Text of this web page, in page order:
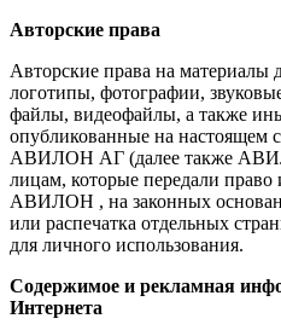
Авторские права
Авторские права на материалы
логотипы, фотографии,
файлы, видеофайлы, а также
опубликованные на настоящем
АВИЛОН АГ (далее также
лицам, которые передали право
АВИЛОН , на законных
или распечатка отдельных
для личного использования.
Содержимое и рекламная
Интернета